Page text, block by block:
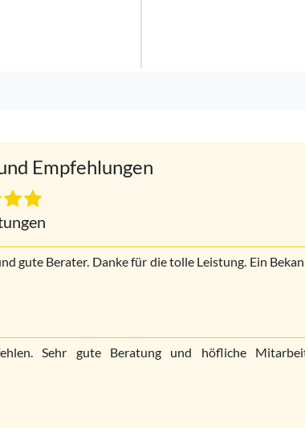
Empfehlungen
gute Berater. Danke für die tolle Leistung. Ein
Sehr gute Beratung und höfliche